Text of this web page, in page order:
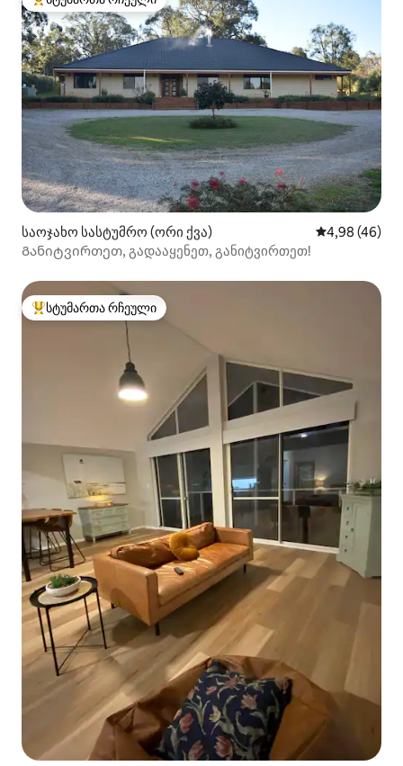
სტუმართა რჩეული მოწინავე ვარიანტი
საოჯახო სასტუმრო (ორი ქვა) საშუალო
4,98 (46)
Განიტვირთეთ, გადააყენეთ, განიტვირთეთ!
სტუმართა რჩეული მოწინავე ვარიანტი
სტუმართა რჩეული